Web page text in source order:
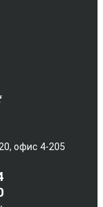
офис 4-205